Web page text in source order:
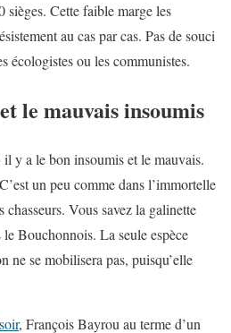
sièges. Cette faible marge les
au cas par cas. Pas de souci
écologistes ou les communistes.
le mauvais insoumis
y a le bon insoumis et le mauvais.
un peu comme dans l’immortelle
Vous savez la galinette
le Bouchonnois. La seule espèce
ne se mobilisera pas, puisqu’elle
, François Bayrou au terme d’un